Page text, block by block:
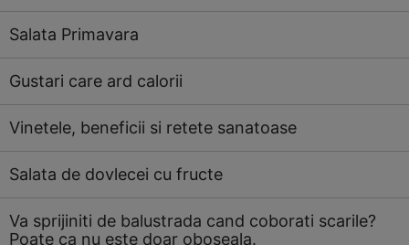
Salata Primavara
Gustari care ard calorii
Vinetele, beneficii si retete sanatoase
Salata de dovlecei cu fructe
Va sprijiniti de balustrada cand coborati scarile?
Poate ca nu este doar oboseala.